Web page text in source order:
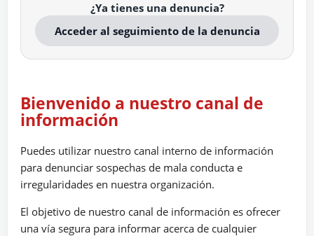
¿Ya tienes una denuncia?
Acceder al seguimiento de la denuncia
Bienvenido a nuestro canal de
información
Puedes utilizar nuestro canal interno de información
para denunciar sospechas de mala conducta e
irregularidades en nuestra organización.
El objetivo de nuestro canal de información es ofrecer
una vía segura para informar acerca de cualquier